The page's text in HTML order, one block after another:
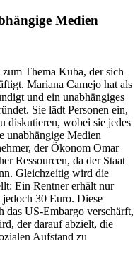
Medien
Thema Kuba, der sich
Mariana Camejo hat als
und ein unabhängiges
Sie lädt Personen ein,
diskutieren, wobei sie jedes
unabhängige Medien
der Ökonom Omar
Ressourcen, da der Staat
Gleichzeitig wird die
Ein Rentner erhält nur
30 Euro. Diese
das US-Embargo verschärft,
der darauf abzielt, die
Aufstand zu